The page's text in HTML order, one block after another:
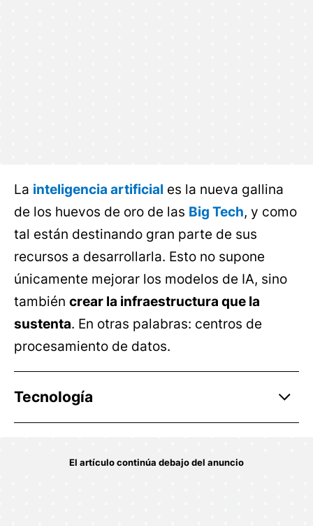
La inteligencia artificial es la nueva gallina
de los huevos de oro de las Big Tech, y como
tal están destinando gran parte de sus
recursos a desarrollarla. Esto no supone
únicamente mejorar los modelos de IA, sino
también crear la infraestructura que la
sustenta. En otras palabras: centros de
procesamiento de datos.
Tecnología